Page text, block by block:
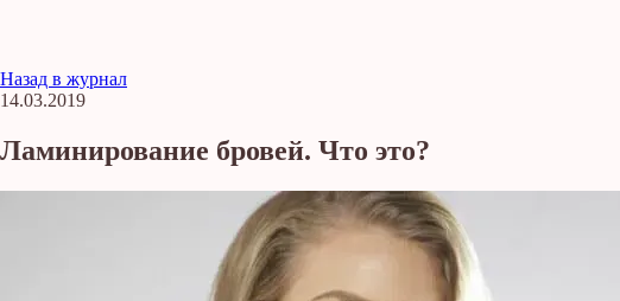
Назад в журнал
14.03.2019
Ламинирование бровей. Что это?